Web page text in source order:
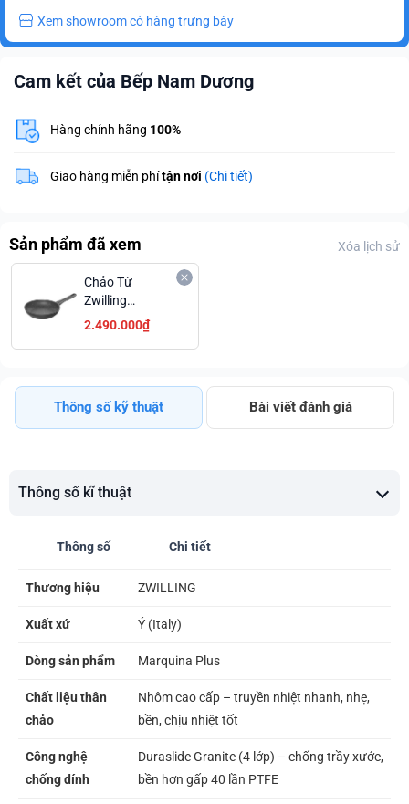
Xem showroom có hàng trưng bày
Cam kết của Bếp Nam Dương
Hàng chính hãng 100%
Giao hàng miễn phítận nơi (Chi tiết)
Sản phẩm đã xem Xóa lịch sử
Chảo Từ
Zwilling
Marquina Plus
66319-246 Với 4
24cm
2.490.000₫
Thông số kỹ thuật Bài viết đánh giá
Thông số kĩ thuật
Thông số Chi tiết
Thương hiệu ZWILLING
Xuất xứ Ý (Italy)
Dòng sản phẩm Marquina Plus
Chất liệu thân
chảo
Nhôm cao cấp – truyền nhiệt nhanh, nhẹ,
bền, chịu nhiệt tốt
Công nghệ
chống dính
Duraslide Granite (4 lớp) – chống trầy xước,
bền hơn gấp 40 lần PTFE